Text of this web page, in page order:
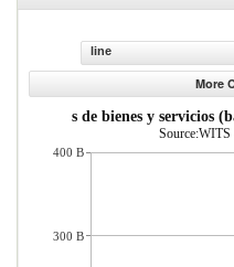
line
More
de bienes y servicios
400 B
300 B